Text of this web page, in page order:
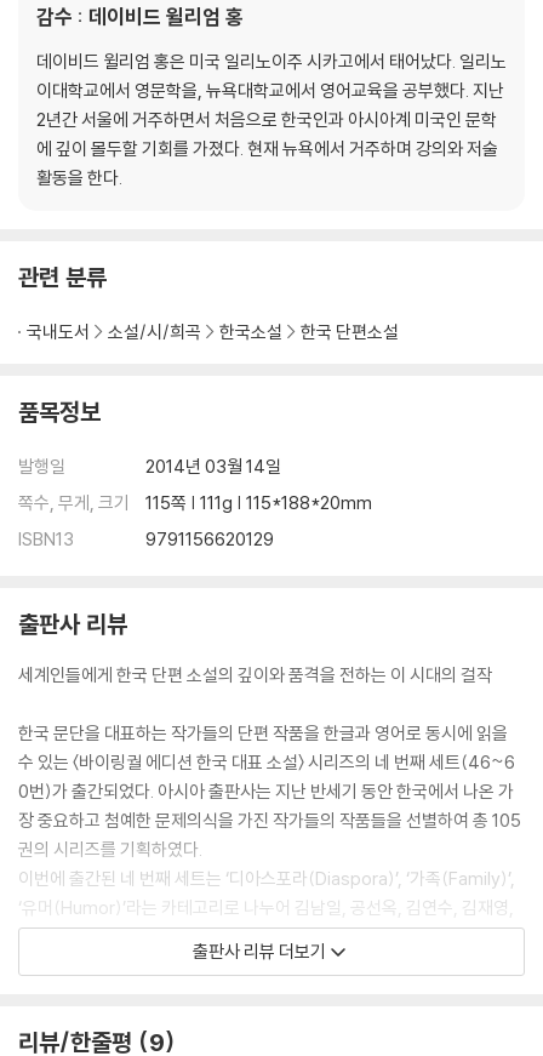
감수 : 데이비드 윌리엄 홍
데이비드 윌리엄 홍은 미국 일리노이주 시카고에서 태어났다. 일리노
이대학교에서 영문학을, 뉴욕대학교에서 영어교육을 공부했다. 지난
2년간 서울에 거주하면서 처음으로 한국인과 아시아계 미국인 문학
에 깊이 몰두할 기회를 가졌다. 현재 뉴욕에서 거주하며 강의와 저술
활동을 한다.
관련 분류
국내도서 소설/시/희곡 한국소설 한국 단편소설
품목정보
발행일
2014년 03월 14일
쪽수, 무게, 크기
115쪽 | 111g | 115*188*20mm
ISBN13
9791156620129
출판사 리뷰
세계인들에게 한국 단편 소설의 깊이와 품격을 전하는 이 시대의 걸작
한국 문단을 대표하는 작가들의 단편 작품을 한글과 영어로 동시에 읽을
수 있는 〈바이링궐 에디션 한국 대표 소설〉 시리즈의 네 번째 세트(46~6
0번)가 출간되었다. 아시아 출판사는 지난 반세기 동안 한국에서 나온 가
장 중요하고 첨예한 문제의식을 가진 작가들의 작품들을 선별하여 총 105
권의 시리즈를 기획하였다.
이번에 출간된 네 번째 세트는 ‘디아스포라(Diaspora)’, ‘가족(Family)’,
‘유머(Humor)’라는 카테고리로 나누어 김남일, 공선옥, 김연수, 김재영,
이경 (디아스포라) / 천승세, 전상국, 이동하, 이혜경, 권여선 (가족) / 한
창훈, 전성태, 이기호, 김중혁, 김종광 (유머) 등 한국 대표 작가들의 중요
출판사 리뷰 더보기
리뷰/한줄평 9